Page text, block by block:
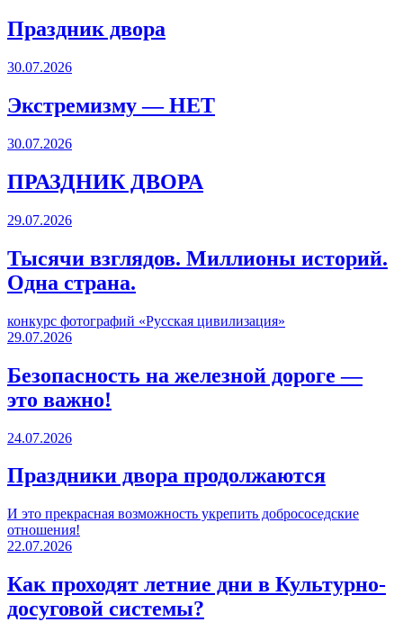
Праздник двора
30.07.2026
Экстремизму — НЕТ
30.07.2026
ПРАЗДНИК ДВОРА️
29.07.2026
Тысячи взглядов. Миллионы историй.
Одна страна.
конкурс фотографий «Русская цивилизация»
29.07.2026
Безопасность на железной дороге —
это важно!
24.07.2026
Праздники двора продолжаются
И это прекрасная возможность укрепить добрососедские
отношения!
22.07.2026
Как проходят летние дни в Культурно-
досуговой системы?